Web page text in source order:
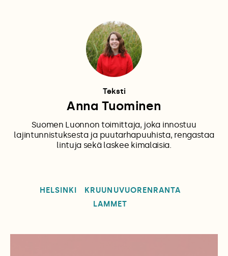
Teksti
Anna Tuominen
Suomen Luonnon toimittaja, joka innostuu
lajintunnistuksesta ja puutarhapuuhista, rengastaa
lintuja sekä laskee kimalaisia.
HELSINKI
KRUUNUVUORENRANTA
LAMMET